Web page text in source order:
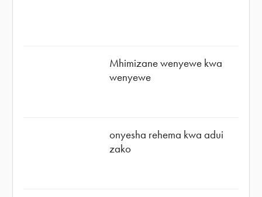
Mhimizane wenyewe kwa
wenyewe
onyesha rehema kwa adui
zako